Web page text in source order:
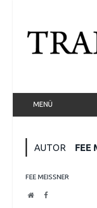
MENÜ
AUTOR FEE
FEE MEISSNER
WebsiteFacebook